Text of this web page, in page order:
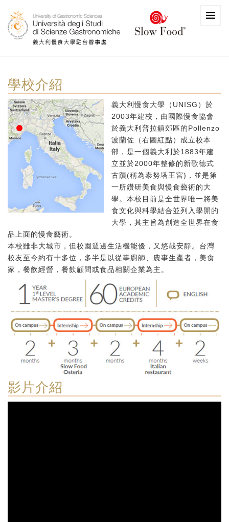
學校介紹
義大利慢食大學（UNISG）於
2003年建校，由國際慢食協會
於義大利普拉鎮郊區的Pollenzo
波蘭佐（右圖紅點）成立校本
部，是一個義大利於1883年建
立並於2000年整修的新歌德式
古蹟(稱為泰努塔王宮)，並是第
一所鑽研美食與慢食藝術的大
學。本校目前是全世界唯一將美
食文化與科學結合並列入學開的
大學，其主旨為創造全世界在食
品上面的慢食藝術。
本校雖非大城市，但校園週邊生活機能優，又悠哉安靜。台灣
校友至今約有十多位，多半是以從事廚師、農事生產者，美食
家，餐飲經營，餐飲顧問或食品相關企業為主。
影片介紹